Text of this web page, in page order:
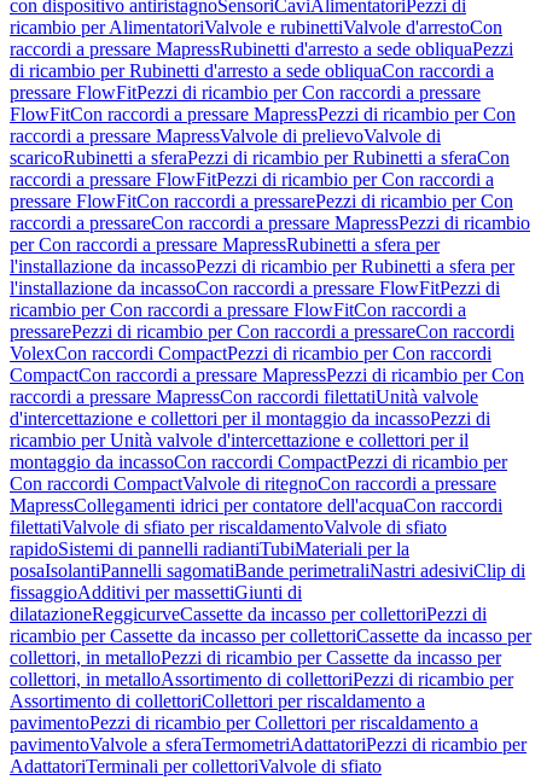
con dispositivo antiristagnoSensoriCaviAlimentatori Pezzi di
ricambio per AlimentatoriValvole e rubinettiValvole d'arrestoCon
raccordi a pressare MapressRubinetti d'arresto a sede obliquaPezzi
di ricambio per Rubinetti d'arresto a sede obliquaCon raccordi a
pressare FlowFitPezzi di ricambio per Con raccordi a pressare
FlowFitCon raccordi a pressare MapressPezzi di ricambio per Con
raccordi a pressare MapressValvole di prelievoValvole di
scaricoRubinetti a sferaPezzi di ricambio per Rubinetti a sferaCon
raccordi a pressare FlowFitPezzi di ricambio per Con raccordi a
pressare FlowFitCon raccordi a pressarePezzi di ricambio per Con
raccordi a pressareCon raccordi a pressare MapressPezzi di ricambio
per Con raccordi a pressare MapressRubinetti a sfera per
l'installazione da incassoPezzi di ricambio per Rubinetti a sfera per
l'installazione da incassoCon raccordi a pressare FlowFitPezzi di
ricambio per Con raccordi a pressare FlowFitCon raccordi a
pressarePezzi di ricambio per Con raccordi a pressareCon raccordi
VolexCon raccordi CompactPezzi di ricambio per Con raccordi
CompactCon raccordi a pressare MapressPezzi di ricambio per Con
raccordi a pressare MapressCon raccordi filettatiUnità valvole
d'intercettazione e collettori per il montaggio da incassoPezzi di
ricambio per Unità valvole d'intercettazione e collettori per il
montaggio da incassoCon raccordi CompactPezzi di ricambio per
Con raccordi CompactValvole di ritegnoCon raccordi a pressare
MapressCollegamenti idrici per contatore dell'acquaCon raccordi
filettatiValvole di sfiato per riscaldamentoValvole di sfiato
rapidoSistemi di pannelli radiantiTubiMateriali per la
posaIsolantiPannelli sagomatiBande perimetraliNastri adesiviClip di
fissaggioAdditivi per massettiGiunti di
dilatazioneReggicurveCassette da incasso per collettoriPezzi di
ricambio per Cassette da incasso per collettoriCassette da incasso per
collettori, in metalloPezzi di ricambio per Cassette da incasso per
collettori, in metalloAssortimento di collettoriPezzi di ricambio per
Assortimento di collettoriCollettori per riscaldamento a
pavimentoPezzi di ricambio per Collettori per riscaldamento a
pavimentoValvole a sferaTermometriAdattatoriPezzi di ricambio per
AdattatoriTerminali per collettoriValvole di sfiato